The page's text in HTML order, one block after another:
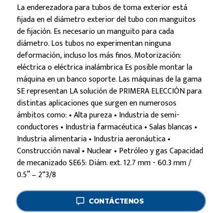
La enderezadora para tubos de toma exterior está
fijada en el diámetro exterior del tubo con manguitos
de fijación. Es necesario un manguito para cada
diámetro. Los tubos no experimentan ninguna
deformación, incluso los más finos. Motorización:
eléctrica o eléctrica inalámbrica Es posible montar la
máquina en un banco soporte. Las máquinas de la gama
SE representan LA solución de PRIMERA ELECCIÓN para
distintas aplicaciones que surgen en numerosos
ámbitos como: • Alta pureza • Industria de semi-
conductores • Industria farmacéutica • Salas blancas •
Industria alimentaria • Industria aeronáutica •
Construcción naval • Nuclear • Petróleo y gas Capacidad
de mecanizado SE65: Diám. ext. 12.7 mm - 60.3 mm /
0.5” – 2“3/8
CONTÁCTENOS